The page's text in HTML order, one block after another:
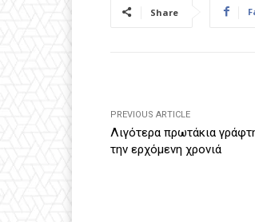
Share
PREVIOUS ARTICLE
Λιγότερα πρωτάκια
την ερχόμενη χρονιά